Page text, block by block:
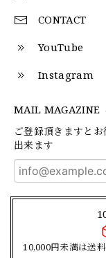
CONTACT
YouTube
Instagram
MAIL MAGAZINE
ご登録頂きますと
出来ます
10,000円未満は送